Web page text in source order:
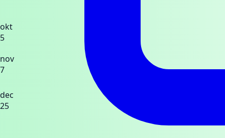
okt
5
nov
7
dec
25